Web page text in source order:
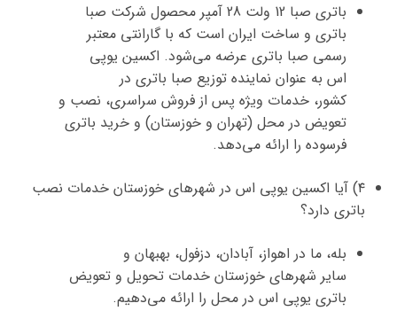
باتری صبا 12 ولت 28 آمپر
محصول شرکت صبا
باتریو ساخت ایراناست که باگارانتی معتبر
رسمی صبا باتریعرضه می‌شود. اکسین یوپی
اسبه عنوان نماینده توزیع صبا باتری در
کشور، خدمات ویژه پس از فروش سراسری، نصب و
تعویض در محل (تهران و خوزستان)و خرید باتری
فرسودهرا ارائه می‌دهد.
۴) آیا اکسین یوپی اس در شهرهای خوزستان خدمات نصب
باتری دارد؟
بله، ما در اهواز، آبادان، دزفول، بهبهانو
سایر شهرهای خوزستانخدمات تحویل و تعویض
باتری یوپی اس در محلرا ارائه می‌دهیم.